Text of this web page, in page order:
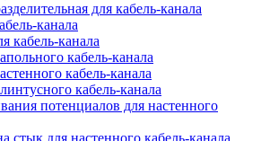
для кабель-канала
канала
кабель-канала
кабель-канала
кабель-канала
кабель-канала
потенциалов для настенного
стык для настенного кабель-канала